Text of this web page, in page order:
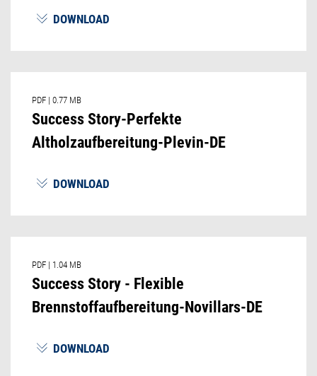
DOWNLOAD
PDF | 0.77 MB
Success Story-Perfekte
Altholzaufbereitung-Plevin-DE
DOWNLOAD
PDF | 1.04 MB
Success Story - Flexible
Brennstoffaufbereitung-Novillars-DE
DOWNLOAD